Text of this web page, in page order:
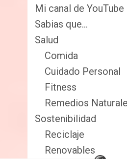
Mi canal de YouTube
Sabias que…
Salud
Comida
Cuidado Personal
Fitness
Remedios
Sostenibilidad
Reciclaje
Renovables